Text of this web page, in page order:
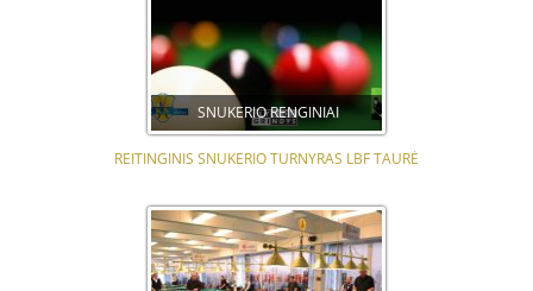
SNUKERIO RENGINIAI
REITINGINIS SNUKERIO TURNYRAS LBF TAURĖ